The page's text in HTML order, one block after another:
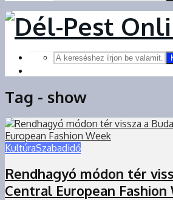
Tag - show
KultúraSzabadidő
Rendhagyó módon tér
Central European Fashion